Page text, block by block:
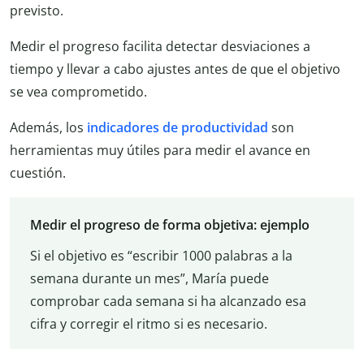
previsto.
Medir el progreso facilita detectar desviaciones a
tiempo y llevar a cabo ajustes antes de que el objetivo
se vea comprometido.
Además, los indicadores de productividad son
herramientas muy útiles para medir el avance en
cuestión.
Medir el progreso de forma objetiva: ejemplo
Si el objetivo es “escribir 1000 palabras a la
semana durante un mes”, María puede
comprobar cada semana si ha alcanzado esa
cifra y corregir el ritmo si es necesario.